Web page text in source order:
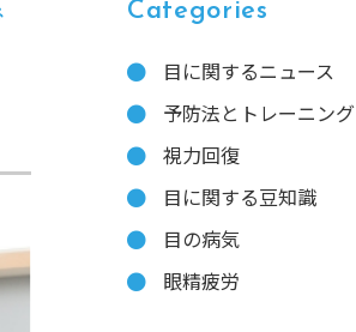
Categories
目に関するニュース
予防法とトレーニング
視力回復
目に関する豆知識
目の病気
眼精疲労